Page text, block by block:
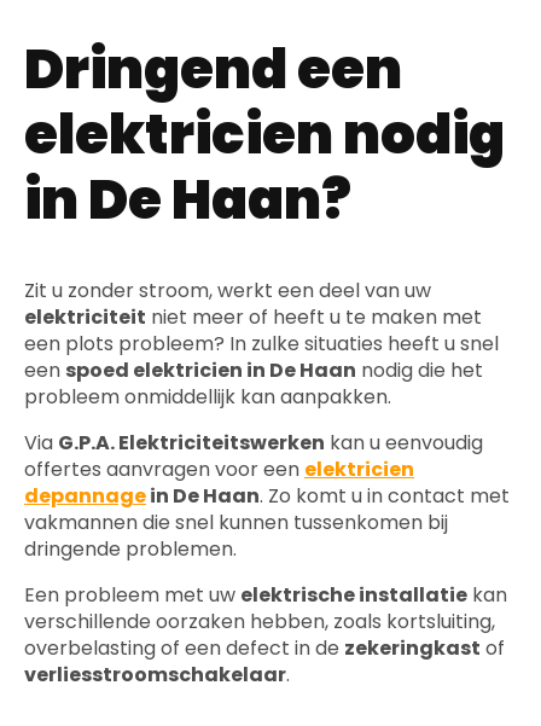
Dringend een
elektricien nodig
in De Haan?
Zit u zonder stroom, werkt een deel van uw
elektriciteit niet meer of heeft u te maken met
een plots probleem? In zulke situaties heeft u snel
een spoed elektricien in De Haan nodig die het
probleem onmiddellijk kan aanpakken.
Via G.P.A. Elektriciteitswerken kan u eenvoudig
offertes aanvragen voor een elektricien
depannagein De Haan. Zo komt u in contact met
vakmannen die snel kunnen tussenkomen bij
dringende problemen.
Een probleem met uw elektrische installatie kan
verschillende oorzaken hebben, zoals kortsluiting,
overbelasting of een defect in de zekeringkast of
verliesstroomschakelaar.